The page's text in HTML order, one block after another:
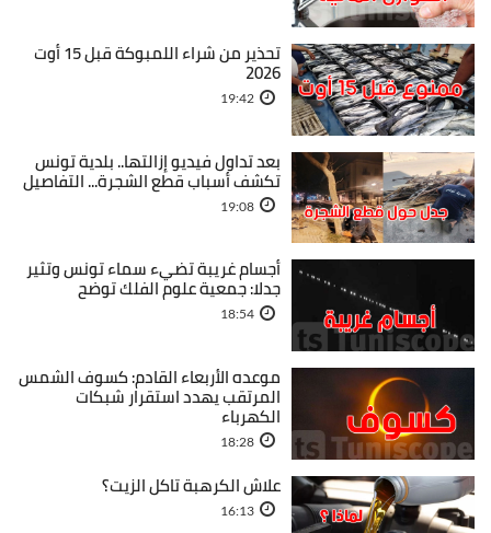
تحذير من شراء اللمبوكة قبل 15 أوت
2026
19:42
بعد تداول فيديو إزالتها.. بلدية تونس
تكشف أسباب قطع الشجرة... التفاصيل
19:08
أجسام غريبة تضيء سماء تونس وتثير
جدلا: جمعية علوم الفلك توضح
18:54
موعده الأربعاء القادم: كسوف الشمس
المرتقب يهدد استقرار شبكات
الكهرباء
18:28
علاش الكرهبة تاكل الزيت؟
16:13